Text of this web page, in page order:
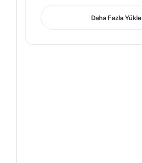
Daha Fazla Yükle